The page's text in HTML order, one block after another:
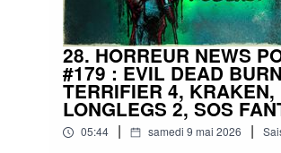
28. HORREUR NEWS
#179 : EVIL DEAD
TERRIFIER 4, KRAKEN,
LONGLEGS 2, SOS
05:44 | samedi 9 mai 2026 |